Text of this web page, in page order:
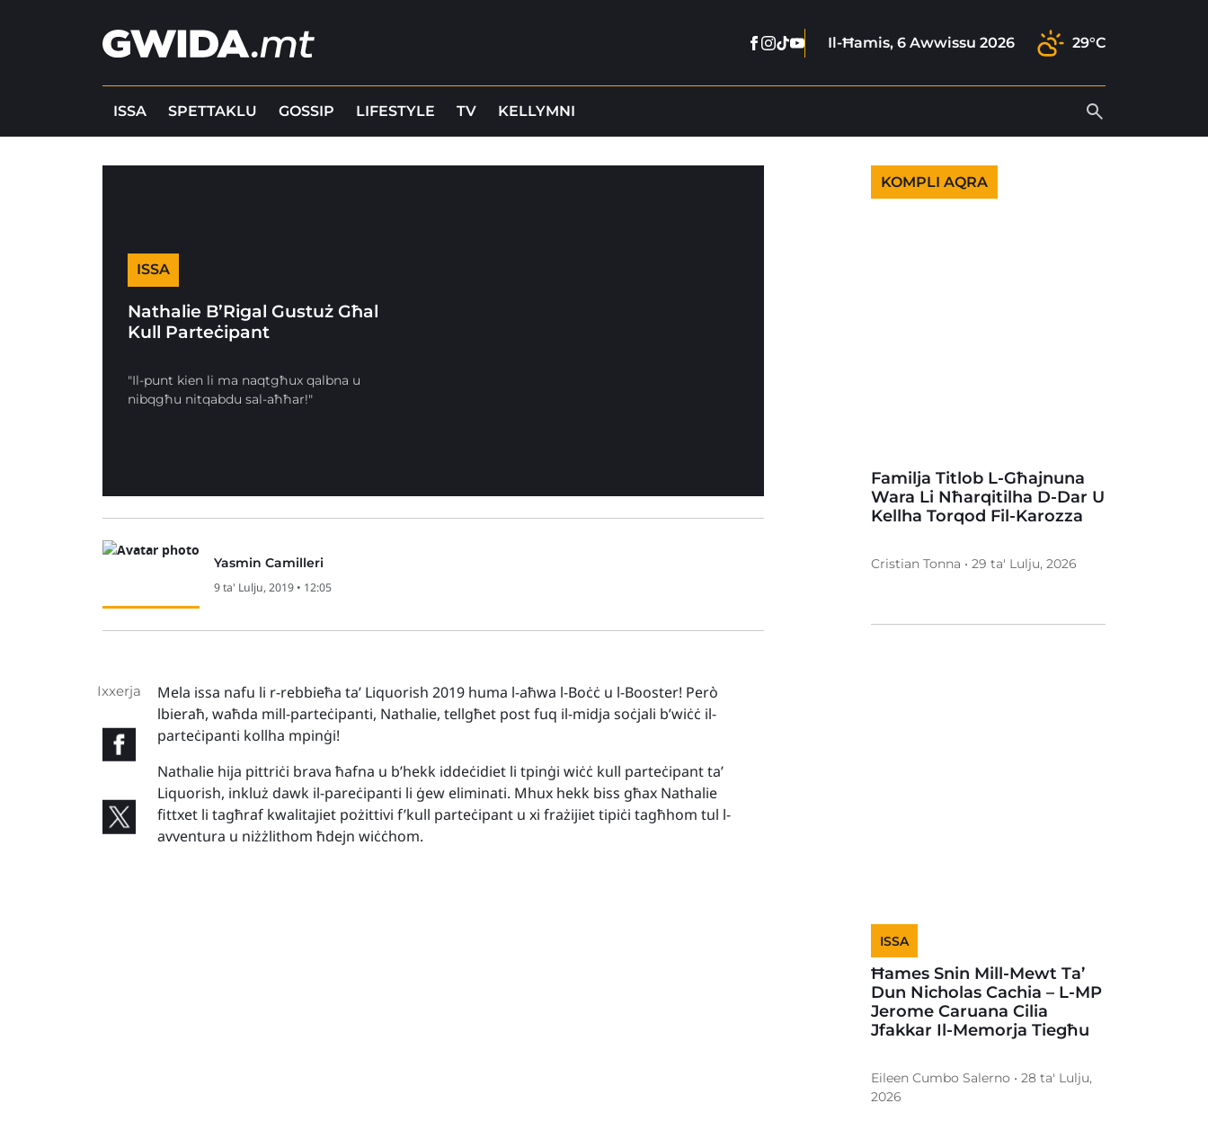
Facebook
Instagram
Tiktok
YoutubeIl-Ħamis, 6 Awwissu 2026 29°C
ISSA SPETTAKLU GOSSIP LIFESTYLE TV KELLYMNI
ISSA
Nathalie B’Rigal Gustuż Għal
Kull Parteċipant
"Il-punt kien li ma naqtgħux qalbna u
nibqgħu nitqabdu sal-aħħar!"
Yasmin Camilleri
9 ta' Lulju, 2019 • 12:05
Ixxerja
Mela issa nafu li r-rebbieħa ta’ Liquorish 2019 huma l-aħwa l-Boċċ u l-Booster! Però
lbieraħ, waħda mill-parteċipanti, Nathalie, tellgħet post fuq il-midja soċjali b’wiċċ il-
parteċipanti kollha mpinġi!
Nathalie hija pittriċi brava ħafna u b’hekk iddeċidiet li tpinġi wiċċ kull parteċipant ta’
Liquorish, inkluż dawk il-pareċipanti li ġew eliminati. Mhux hekk biss għax Nathalie
fittxet li tagħraf kwalitajiet pożittivi f’kull parteċipant u xi frażijiet tipiċi tagħhom tul l-
avventura u niżżlithom ħdejn wiċċhom.
KOMPLI AQRA
Familja Titlob L-Għajnuna
Wara Li Nħarqitilha D-Dar U
Kellha Torqod Fil-Karozza
Cristian Tonna • 29 ta' Lulju, 2026
ISSA
Ħames Snin Mill-Mewt Ta’
Dun Nicholas Cachia – L-MP
Jerome Caruana Cilia
Jfakkar Il-Memorja Tiegħu
Eileen Cumbo Salerno • 28 ta' Lulju,
2026